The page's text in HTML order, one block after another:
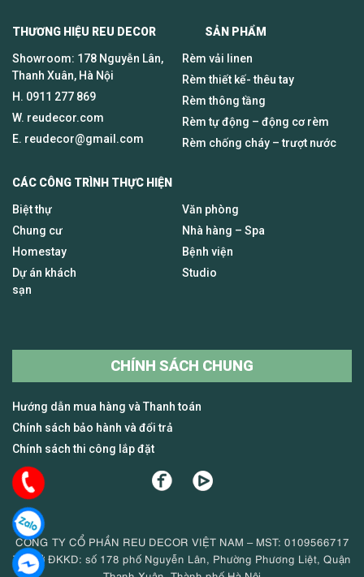
THƯƠNG HIỆU REU DECOR SẢN PHẨM
Showroom: 178 Nguyễn Lân,
Thanh Xuân, Hà Nội
H. 0911 277 869
W. reudecor.com
E. reudecor@gmail.com
Rèm vải linen
Rèm thiết kế- thêu tay
Rèm thông tầng
Rèm tự động – động cơ rèm
Rèm chống cháy – trượt nước
CÁC CÔNG TRÌNH THỰC HIỆN
Biệt thự
Chung cư
Homestay
Dự án khách
sạn
Văn phòng
Nhà hàng – Spa
Bệnh viện
Studio
CHÍNH SÁCH CHUNG
Hướng dẫn mua hàng và Thanh toán
Chính sách bảo hành và đổi trả
Chính sách thi công lắp đặt
CÔNG TY CỔ PHẦN REU DECOR VIỆT NAM – MST: 0109566717
Trụ sở ĐKKD: số 178 phố Nguyễn Lân, Phường Phương Liệt, Quận